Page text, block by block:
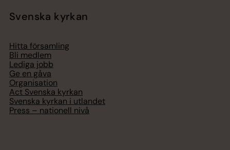
Svenska kyrkan
Hitta församling
Bli medlem
Lediga jobb
Ge en gåva
Organisation
Act Svenska kyrkan
Svenska kyrkan i utlandet
Press – nationell nivå